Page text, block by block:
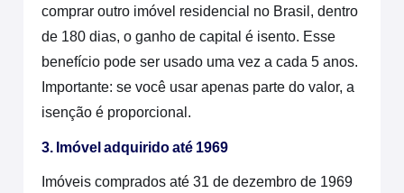
comprar outro imóvel residencial no Brasil, dentro
de 180 dias, o ganho de capital é isento. Esse
benefício pode ser usado uma vez a cada 5 anos.
Importante: se você usar apenas parte do valor, a
isenção é proporcional.
3. Imóvel adquirido até 1969
Imóveis comprados até 31 de dezembro de 1969